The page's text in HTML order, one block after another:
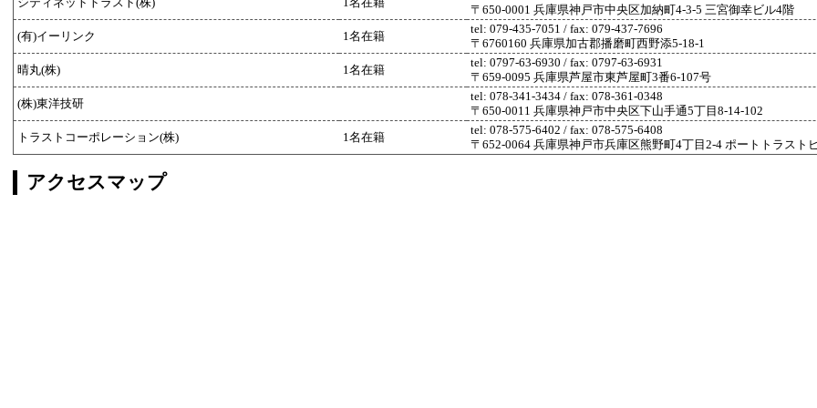
シティネットトラスト(株) 1名在籍
〒650-0001 兵庫県神戸市中央区加納町4-3-5 三宮御幸ビル4階
(有)イーリンク 1名在籍
tel: 079-435-7051 / fax: 079-437-7696
〒6760160 兵庫県加古郡播磨町西野添5-18-1
晴丸(株) 1名在籍
tel: 0797-63-6930 / fax: 0797-63-6931
〒659-0095 兵庫県芦屋市東芦屋町3番6-107号
(株)東洋技研
tel: 078-341-3434 / fax: 078-361-0348
〒650-0011 兵庫県神戸市中央区下山手通5丁目8-14-102
トラストコーポレーション(株) 1名在籍
tel: 078-575-6402 / fax: 078-575-6408
〒652-0064 兵庫県神戸市兵庫区熊野町4丁目2-4 ポートトラスト
アクセスマップ